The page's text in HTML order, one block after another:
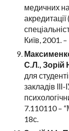
медичних
Київ, 2001.
С.Л., Зорій
для
закладів
7.110110 –
18с.